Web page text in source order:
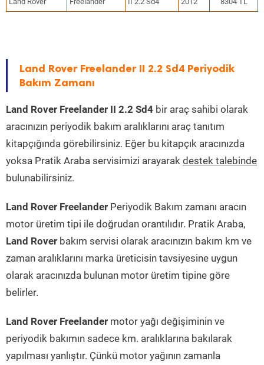
Land Rover Freelander II 2.2 Sd4 Periyodik
Bakım Zamanı
Land Rover Freelander II 2.2 Sd4 bir araç sahibi olarak
aracınızın periyodik bakım aralıklarını araç tanıtım
kitapçığında görebilirsiniz. Eğer bu kitapçık aracınızda
yoksa Pratik Araba servisimizi arayarak destek talebinde
bulunabilirsiniz.
Land Rover Freelander Periyodik Bakım zamanı aracın
motor üretim tipi ile doğrudan orantılıdır. Pratik Araba,
Land Rover bakım servisi olarak aracınızın bakım km ve
zaman aralıklarını marka üreticisin tavsiyesine uygun
olarak aracınızda bulunan motor üretim tipine göre
belirler.
Land Rover Freelander motor yağı değişiminin ve
periyodik bakımın sadece km. aralıklarına bakılarak
yapılması yanlıştır. Çünkü motor yağının zamanla